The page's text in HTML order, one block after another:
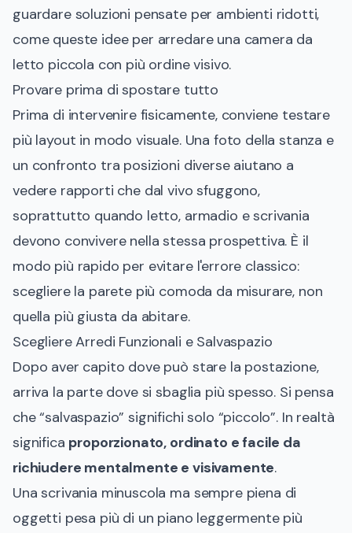
guardare soluzioni pensate per ambienti ridotti,
come queste idee per arredare una camera da
letto piccola con più ordine visivo.
Provare prima di spostare tutto
Prima di intervenire fisicamente, conviene testare
più layout in modo visuale. Una foto della stanza e
un confronto tra posizioni diverse aiutano a
vedere rapporti che dal vivo sfuggono,
soprattutto quando letto, armadio e scrivania
devono convivere nella stessa prospettiva. È il
modo più rapido per evitare l'errore classico:
scegliere la parete più comoda da misurare, non
quella più giusta da abitare.
Scegliere Arredi Funzionali e Salvaspazio
Dopo aver capito dove può stare la postazione,
arriva la parte dove si sbaglia più spesso. Si pensa
che “salvaspazio” significhi solo “piccolo”. In realtà
significa proporzionato, ordinato e facile da
richiudere mentalmente e visivamente.
Una scrivania minuscola ma sempre piena di
oggetti pesa più di un piano leggermente più